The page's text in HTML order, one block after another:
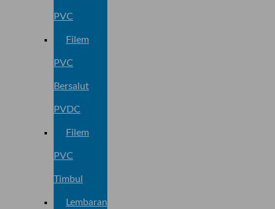
PVC
Filem
PVC
Bersalut
PVDC
Filem
PVC
Timbul
Lembaran